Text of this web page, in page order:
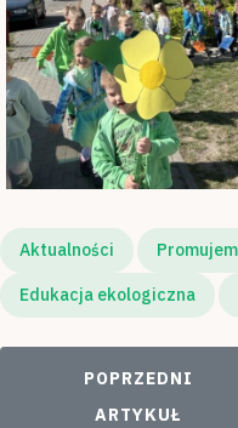
Aktualności
Edukacja ekologiczna
POPRZEDNI
POPRZEDNI
ARTYKUŁ